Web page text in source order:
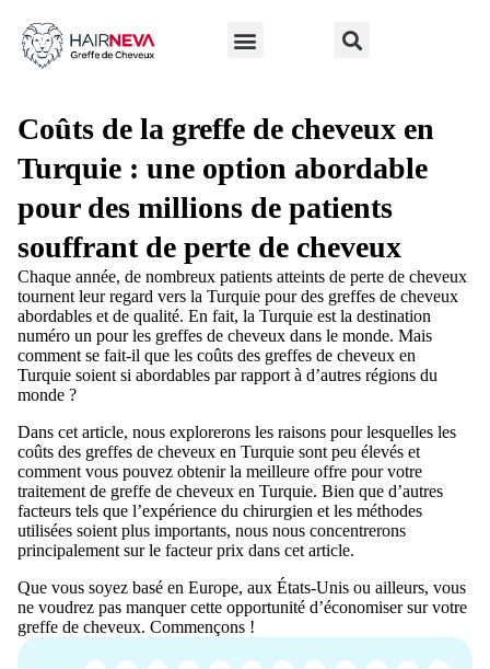
Coûts de la greffe de cheveux en
Turquie : une option abordable
pour des millions de patients
souffrant de perte de cheveux
Chaque année, de nombreux patients atteints de perte de cheveux
tournent leur regard vers la Turquie pour des greffes de cheveux
abordables et de qualité. En fait, la Turquie est la destination
numéro un pour les greffes de cheveux dans le monde. Mais
comment se fait-il que les coûts des greffes de cheveux en
Turquie soient si abordables par rapport à d’autres régions du
monde ?
Dans cet article, nous explorerons les raisons pour lesquelles les
coûts des greffes de cheveux en Turquie sont peu élevés et
comment vous pouvez obtenir la meilleure offre pour votre
traitement de greffe de cheveux en Turquie. Bien que d’autres
facteurs tels que l’expérience du chirurgien et les méthodes
utilisées soient plus importants, nous nous concentrerons
principalement sur le facteur prix dans cet article.
Que vous soyez basé en Europe, aux États-Unis ou ailleurs, vous
ne voudrez pas manquer cette opportunité d’économiser sur votre
greffe de cheveux. Commençons !